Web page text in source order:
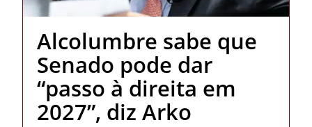
Alcolumbre sabe que
Senado pode dar
“passo à direita em
2027”, diz Arko